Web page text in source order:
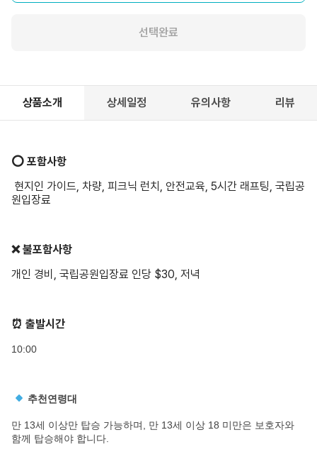
선택완료
상품소개 상세일정 유의사항 리뷰
⭕️ 포함사항
현지인 가이드, 차량, 피크닉 런치, 안전교육, 5시간 래프팅, 국립공
원입장료
❌ 불포함사항
개인 경비, 국립공원입장료 인당 $30, 저녁
⏰ 출발시간
10:00
추천연령대
만 13세 이상만 탑승 가능하며, 만 13세 이상 18 미만은 보호자와
함께 탑승해야 합니다.